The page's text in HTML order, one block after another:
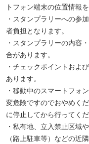
トフォン端末の位置情報
・スタンプラリーへの参
者負担となります。
・スタンプラリーの内容
合があります。
・チェックポイントおよ
あります。
・移動中のスマートフォ
変危険ですのでおやめく
に停止してから行ってくだ
・私有地、立入禁止区域
（路上駐車等）などの近